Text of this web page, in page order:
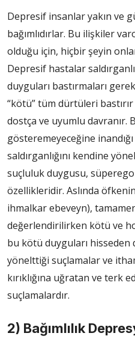
Depresif insanlar yakın ve
bağımlıdırlar. Bu ilişkiler
olduğu için, hiçbir şeyin
Depresif hastalar
duyguları bastırmaları
“kötü” tüm dürtüleri bastırır
dostça ve uyumlu davranır.
gösteremeyeceğine
saldırganlığını kendine
suçluluk duygusu,
özellikleridir. Aslında
ihmalkar ebeveyn),
değerlendirilirken kötü ve
bu kötü duyguları
yönelttiği suçlamalar ve
kırıklığına uğratan ve terk
suçlamalardır.
2) Bağımlılık